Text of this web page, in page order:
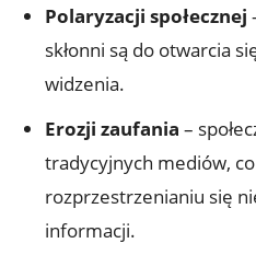
Polaryzacji społecznej
skłonni są do otwarcia
widzenia.
Erozji zaufania –
tradycyjnych mediów,
rozprzestrzenianiu się
informacji.